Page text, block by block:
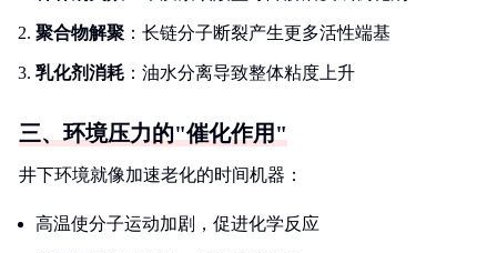
聚合物解聚 ：长链分子断裂产生更多活性端基
乳化剂消耗 ：油水分离导致整体粘度上升
三、环境压力的"催化作用"
井下环境就像加速老化的时间机器：
高温使分子运动加剧，促进化学反应